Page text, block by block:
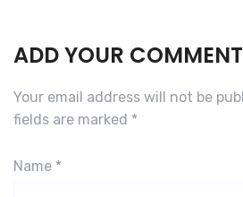
ADD YOUR
Your email address will not be
fields are marked *
Name *